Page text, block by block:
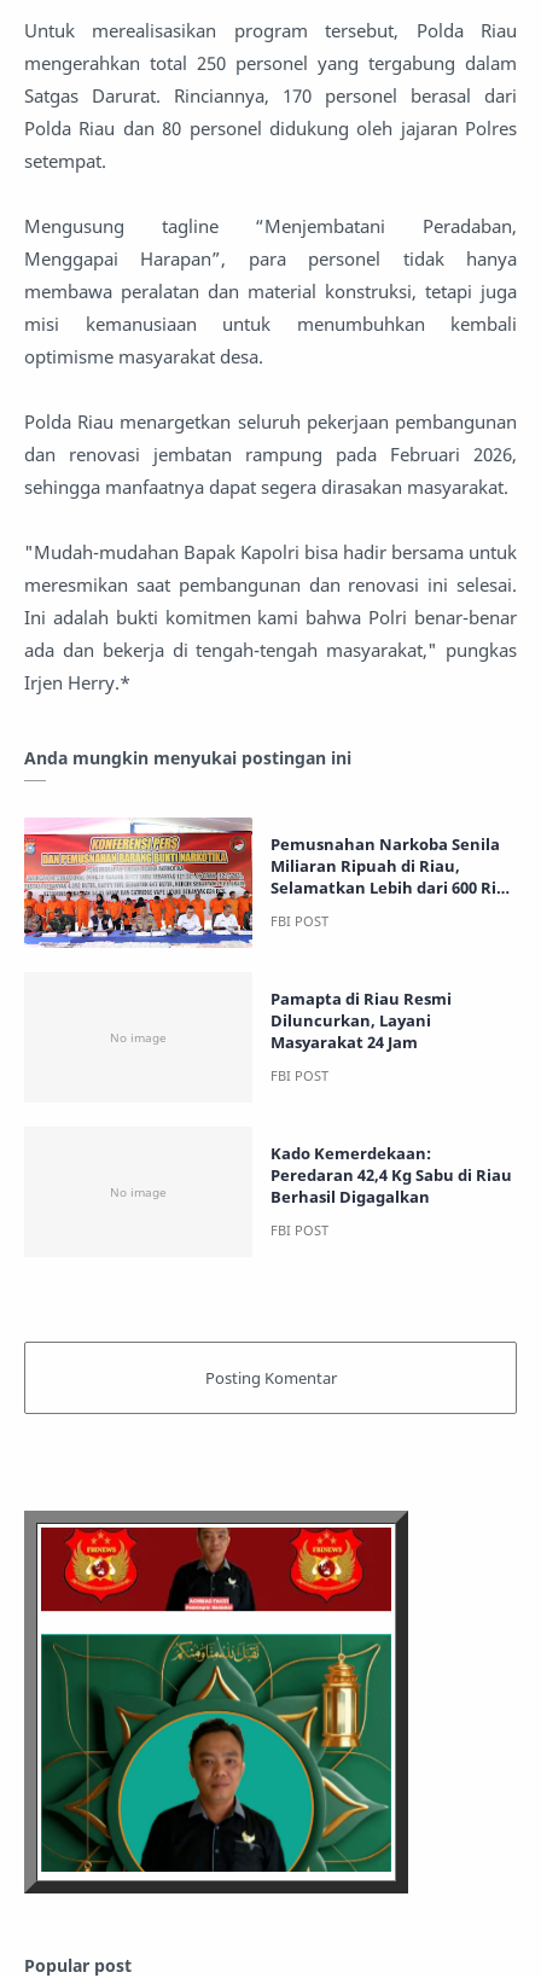
Untuk merealisasikan program tersebut, Polda Riau
mengerahkan total 250 personel yang tergabung dalam
Satgas Darurat. Rinciannya, 170 personel berasal dari
Polda Riau dan 80 personel didukung oleh jajaran Polres
setempat.
Mengusung tagline “Menjembatani Peradaban,
Menggapai Harapan”, para personel tidak hanya
membawa peralatan dan material konstruksi, tetapi juga
misi kemanusiaan untuk menumbuhkan kembali
optimisme masyarakat desa.
Polda Riau menargetkan seluruh pekerjaan pembangunan
dan renovasi jembatan rampung pada Februari 2026,
sehingga manfaatnya dapat segera dirasakan masyarakat.
"Mudah-mudahan Bapak Kapolri bisa hadir bersama untuk
meresmikan saat pembangunan dan renovasi ini selesai.
Ini adalah bukti komitmen kami bahwa Polri benar-benar
ada dan bekerja di tengah-tengah masyarakat," pungkas
Irjen Herry.*
Anda mungkin menyukai postingan ini
Pemusnahan Narkoba Senila
Miliaran Ripuah di Riau,
Selamatkan Lebih dari 600 Ribu
Pamapta di Riau Resmi
Diluncurkan, Layani
Masyarakat 24 Jam
Kado Kemerdekaan:
Peredaran 42,4 Kg Sabu di Riau
Berhasil Digagalkan
Popular post